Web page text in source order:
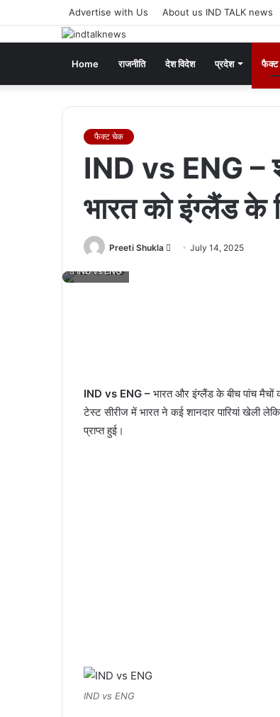
Advertise with Us About us IND TALK news
Home राजनीति देश विदेश प्रदेश
फैक्ट चेक
IND vs ENG –
भारत को इंग्लैंड के
Preeti Shukla
Send July 14, 2025
IND vs ENG
IND vs ENG – भारत और इंग्लैंड के बीच पांच
टेस्ट सीरीज में भारत ने कई शानदार पारियां खेली
प्राप्त हुई।
IND vs ENG